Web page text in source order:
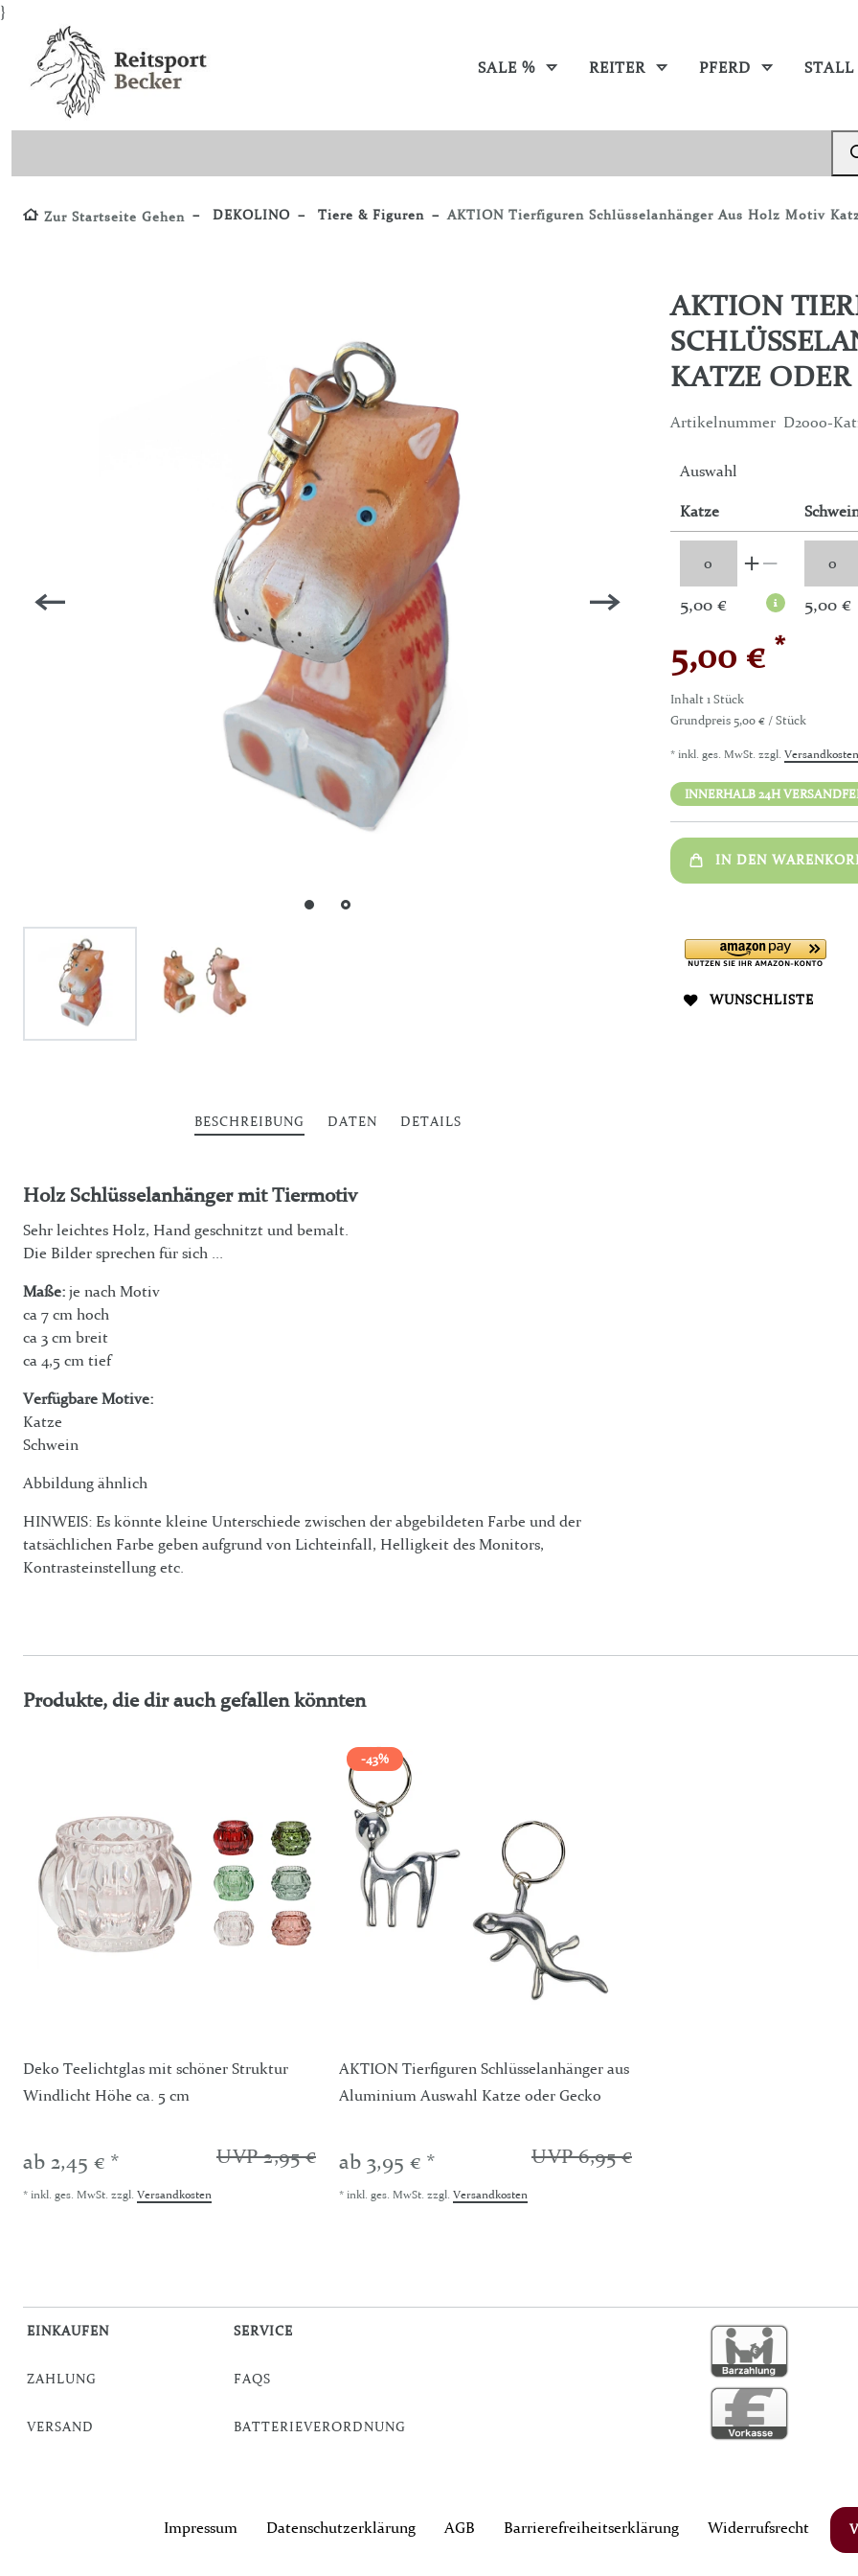
}
SALE % REITER PFERD
Zur Startseite Gehen DEKOLINO Tiere & Figuren AKTION Tierfiguren Schlüsselanhänger Aus Holz Motiv
BESCHREIBUNG DATEN DETAILS
Holz Schlüsselanhänger mit Tiermotiv
Sehr leichtes Holz, Hand geschnitzt und bemalt.
Die Bilder sprechen für sich ...
Maße: je nach Motiv
ca 7 cm hoch
ca 3 cm breit
ca 4,5 cm tief
Verfügbare Motive:
Katze
Schwein
Abbildung ähnlich
HINWEIS: Es könnte kleine Unterschiede zwischen der abgebildeten Farbe und der
tatsächlichen Farbe geben aufgrund von Lichteinfall, Helligkeit des Monitors,
Kontrasteinstellung etc.
AKTION
KATZE
Artikelnummer D2000-
Auswahl
Katze
5,00 € 5,00 €
5,00 € *
Inhalt1 Stück
Grundpreis 5,00 € / Stück
* inkl. ges. MwSt. zzgl. Versandkosten
INNERHALB 24H
IN DEN
WUNSCHLISTE
Produkte, die dir auch gefallen könnten
Deko Teelichtglas mit schöner Struktur
Windlicht Höhe ca. 5 cm
UVP 2,95 €
ab 2,45 € *
* inkl. ges. MwSt. zzgl. Versandkosten
-43%
AKTION Tierfiguren Schlüsselanhänger aus
Aluminium Auswahl Katze oder Gecko
UVP 6,95 €
ab 3,95 € *
* inkl. ges. MwSt. zzgl. Versandkosten
EINKAUFEN
ZAHLUNG
VERSAND
SERVICE
FAQS
BATTERIEVERORDNUNG
Impressum Daten­schutz­erklärung AGB Barrierefreiheitserklärung Widerrufs­recht